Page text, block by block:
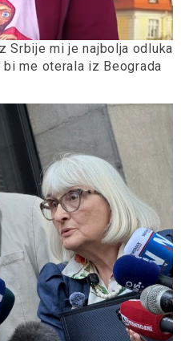
Srbije mi je najbolja odluka
me oterala iz Beograda